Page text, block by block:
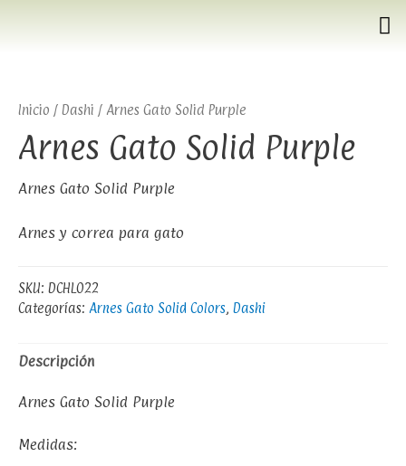
Inicio / Dashi / Arnes Gato Solid Purple
Arnes Gato Solid Purple
Arnes Gato Solid Purple
Arnes y correa para gato
SKU: DCHL022
Categorías: Arnes Gato Solid Colors, Dashi
Descripción
Arnes Gato Solid Purple
Medidas: